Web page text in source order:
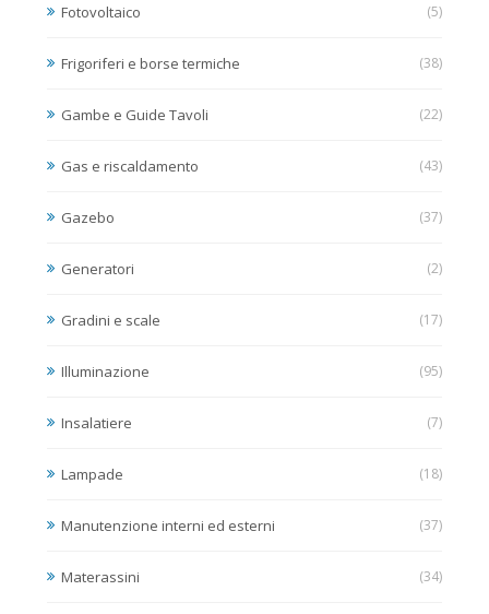
Fotovoltaico (5)
Frigoriferi e borse termiche (38)
Gambe e Guide Tavoli (22)
Gas e riscaldamento (43)
Gazebo (37)
Generatori (2)
Gradini e scale (17)
Illuminazione (95)
Insalatiere (7)
Lampade (18)
Manutenzione interni ed esterni (37)
Materassini (34)